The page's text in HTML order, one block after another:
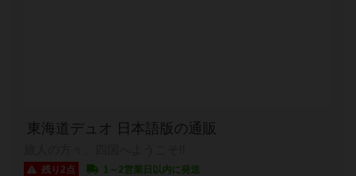
東海道デュオ 日本語版の通販
残り2点
1～2営業日以内に発送